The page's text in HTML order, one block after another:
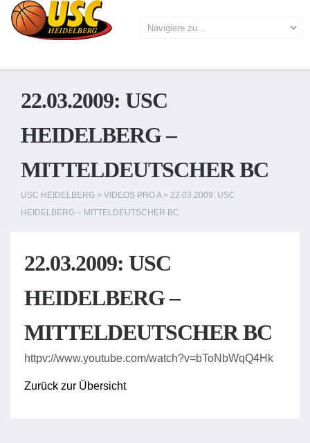
22.03.2009: USC
HEIDELBERG –
MITTELDEUTSCHER BC
USC HEIDELBERG > VIDEOS PRO A> 22.03.2009: USC
HEIDELBERG – MITTELDEUTSCHER BC
22.03.2009: USC
HEIDELBERG –
MITTELDEUTSCHER BC
httpv://www.youtube.com/watch?v=bToNbWqQ4Hk
Zurück zur Übersicht